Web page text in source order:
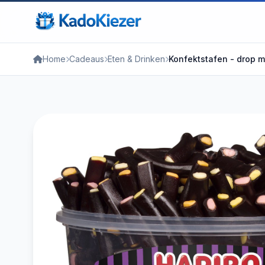
Home Cadeaus Eten & Drinken Konfektstafen - drop